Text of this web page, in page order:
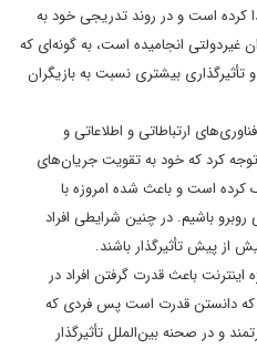
کرده است و در روند تدریجی خود به
انجامیده است، به گونه‌ای که
تأثیرگذاری بیشتری نسبت به بازیگران
ارتباطاتی و اطلاعاتی و
توجه کرد که خود به تقویت جریان‌های
کرده است و باعث شده امروزه با
باشیم. در چنین شرایطی افراد
از پیش تأثیرگذار باشند.
اینترنت باعث قدرت گرفتن افراد در
که دانستن قدرت است پس فردی که
و در صحنه بین‌الملل تأثیرگذار